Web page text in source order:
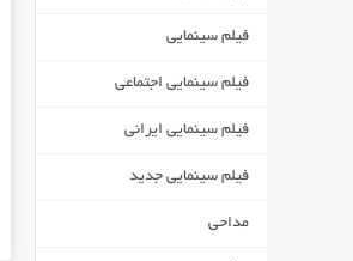
فیلم سینمایی
فیلم سینمایی اجتماعی
فیلم سینمایی ایرانی
فیلم سینمایی جدید
مداحی